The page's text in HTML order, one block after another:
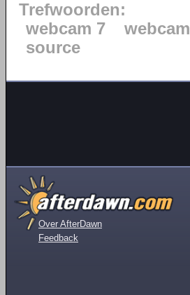
Trefwoorden:
webcam 7
webcam
source
Over AfterDawn
Feedback